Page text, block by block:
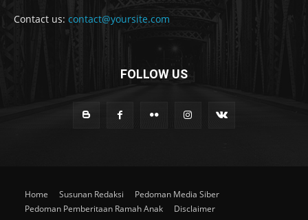
Contact us: contact@yoursite.com
FOLLOW US
Home Susunan Redaksi
Pedoman Media Siber
Pedoman Pemberitaan Ramah Anak
Disclaimer